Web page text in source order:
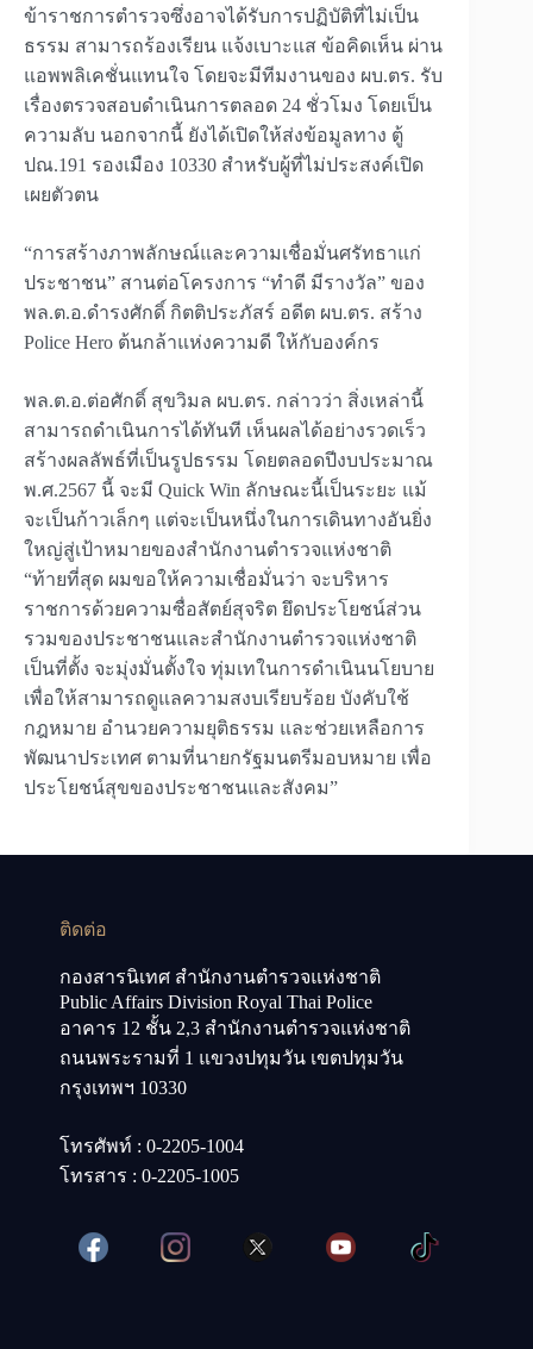
ข้าราชการตำรวจซึ่งอาจได้รับการปฏิบัติที่ไม่เป็น
ธรรม สามารถร้องเรียน แจ้งเบาะแส ข้อคิดเห็น ผ่าน
แอพพลิเคชั่นแทนใจ โดยจะมีทีมงานของ ผบ.ตร. รับ
เรื่องตรวจสอบดำเนินการตลอด 24 ชั่วโมง โดยเป็น
ความลับ นอกจากนี้ ยังได้เปิดให้ส่งข้อมูลทาง ตู้
ปณ.191 รองเมือง 10330 สำหรับผู้ที่ไม่ประสงค์เปิด
เผยตัวตน
“การสร้างภาพลักษณ์และความเชื่อมั่นศรัทธาแก่
ประชาชน” สานต่อโครงการ “ทำดี มีรางวัล” ของ
พล.ต.อ.ดำรงศักดิ์ กิตติประภัสร์ อดีต ผบ.ตร. สร้าง
Police Hero ต้นกล้าแห่งความดี ให้กับองค์กร
พล.ต.อ.ต่อศักดิ์ สุขวิมล ผบ.ตร. กล่าวว่า สิ่งเหล่านี้
สามารถดำเนินการได้ทันที เห็นผลได้อย่างรวดเร็ว
สร้างผลลัพธ์ที่เป็นรูปธรรม โดยตลอดปีงบประมาณ
พ.ศ.2567 นี้ จะมี Quick Win ลักษณะนี้เป็นระยะ แม้
จะเป็นก้าวเล็กๆ แต่จะเป็นหนึ่งในการเดินทางอันยิ่ง
ใหญ่สู่เป้าหมายของสำนักงานตำรวจแห่งชาติ
“ท้ายที่สุด ผมขอให้ความเชื่อมั่นว่า จะบริหาร
ราชการด้วยความซื่อสัตย์สุจริต ยึดประโยชน์ส่วน
รวมของประชาชนและสำนักงานตำรวจแห่งชาติ
เป็นที่ตั้ง จะมุ่งมั่นตั้งใจ ทุ่มเทในการดำเนินนโยบาย
เพื่อให้สามารถดูแลความสงบเรียบร้อย บังคับใช้
กฎหมาย อำนวยความยุติธรรม และช่วยเหลือการ
พัฒนาประเทศ ตามที่นายกรัฐมนตรีมอบหมาย เพื่อ
ประโยชน์สุขของประชาชนและสังคม”
ติดต่อ
กองสารนิเทศ สำนักงานตำรวจแห่งชาติ
Public Affairs Division Royal Thai Police
อาคาร 12 ชั้น 2,3 สำนักงานตำรวจแห่งชาติ
ถนนพระรามที่ 1 แขวงปทุมวัน เขตปทุมวัน
กรุงเทพฯ 10330
โทรศัพท์ : 0-2205-1004
โทรสาร : 0-2205-1005